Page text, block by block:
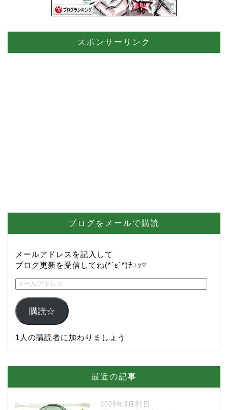
スポンサーリンク
ブログをメールで購読
メールアドレスを記入して
ブログ更新を受信してね(*´ε`*)ﾁｭｯ♡
購読☆
1人の購読者に加わりましょう
最近の記事
2026年3月31日